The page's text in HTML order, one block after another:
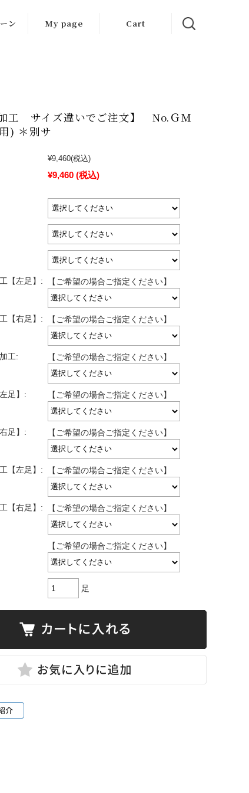
ン My page Cart
加工 サイズ違いでご注文】 No.ＧＭ
) ＊別サ
¥9,460(税込)
¥9,460 (税込)
【左足】: 【ご希望の場合ご指定ください】
【右足】: 【ご希望の場合ご指定ください】
工: 【ご希望の場合ご指定ください】
足】: 【ご希望の場合ご指定ください】
足】: 【ご希望の場合ご指定ください】
【左足】: 【ご希望の場合ご指定ください】
【右足】: 【ご希望の場合ご指定ください】
【ご希望の場合ご指定ください】
足